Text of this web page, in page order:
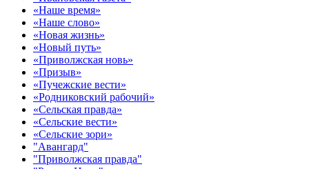
«Наше время»
«Наше слово»
«Новая жизнь»
«Новый путь»
«Приволжская новь»
«Призыв»
«Пучежские вести»
«Родниковский рабочий»
«Сельская правда»
«Сельские вести»
«Сельские зори»
"Авангард"
"Приволжская правда"